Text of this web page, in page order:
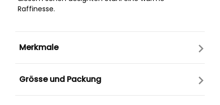
Raffinesse.
Merkmale
Grösse und Packung